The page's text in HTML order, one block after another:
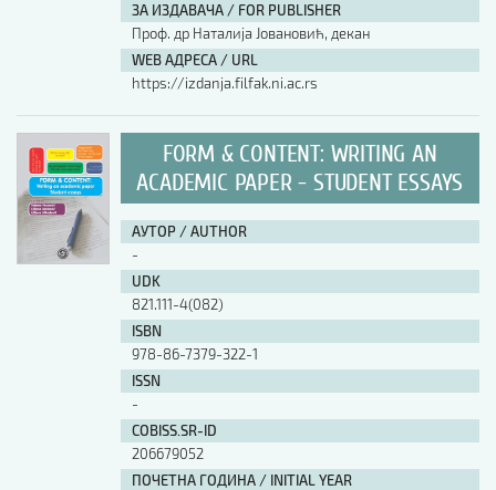
ЗА ИЗДАВАЧА / FOR PUBLISHER
Проф. др Наталија Јовановић, декан
WEB АДРЕСА / URL
https://izdanja.filfak.ni.ac.rs
FORM & CONTENT: WRITING AN
ACADEMIC PAPER - STUDENT ESSAYS
АУТОР / AUTHOR
-
UDK
821.111-4(082)
ISBN
978-86-7379-322-1
ISSN
-
COBISS.SR-ID
206679052
ПОЧЕТНА ГОДИНА / INITIAL YEAR